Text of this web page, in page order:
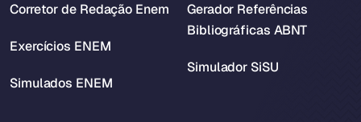
Corretor de Redação Enem
Exercícios ENEM
Simulados ENEM
Gerador Referências
Bibliográficas ABNT
Simulador SiSU